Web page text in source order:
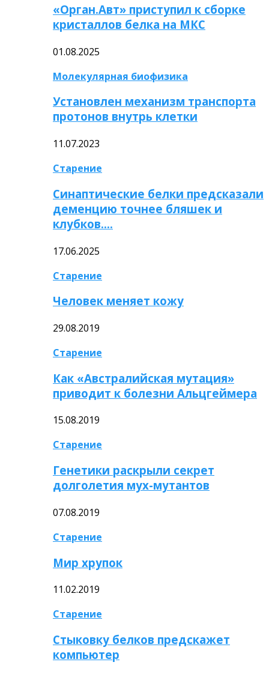
«Орган.Авт» приступил к сборке
кристаллов белка на МКС
01.08.2025
Молекулярная биофизика
Установлен механизм транспорта
протонов внутрь клетки
11.07.2023
Старение
Синаптические белки предсказали
деменцию точнее бляшек и
клубков….
17.06.2025
Старение
Человек меняет кожу
29.08.2019
Старение
Как «Австралийская мутация»
приводит к болезни Альцгеймера
15.08.2019
Старение
Генетики раскрыли секрет
долголетия мух-мутантов
07.08.2019
Старение
Мир хрупок
11.02.2019
Старение
Стыковку белков предскажет
компьютер